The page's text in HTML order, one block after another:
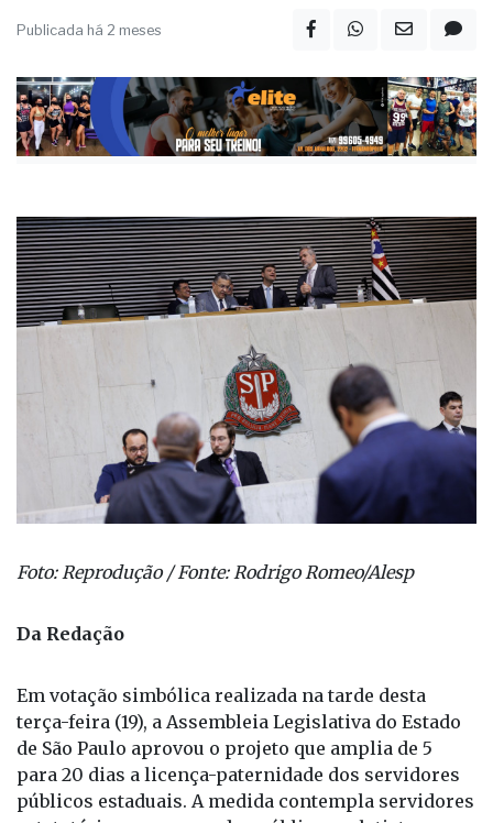
Medida contempla servidores estatutários e
empregados públicos regidos pela CLT
Publicada há 2 meses
Foto: Reprodução / Fonte: Rodrigo Romeo/Alesp
Da Redação
Em votação simbólica realizada na tarde desta
terça-feira (19), a Assembleia Legislativa do Estado
de São Paulo aprovou o projeto que amplia de 5